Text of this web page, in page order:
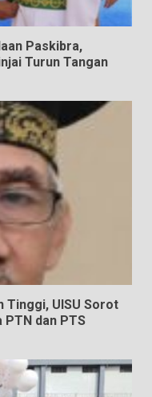
Paskibra,
Turun Tangan
Tinggi, UISU Sorot
dan PTS